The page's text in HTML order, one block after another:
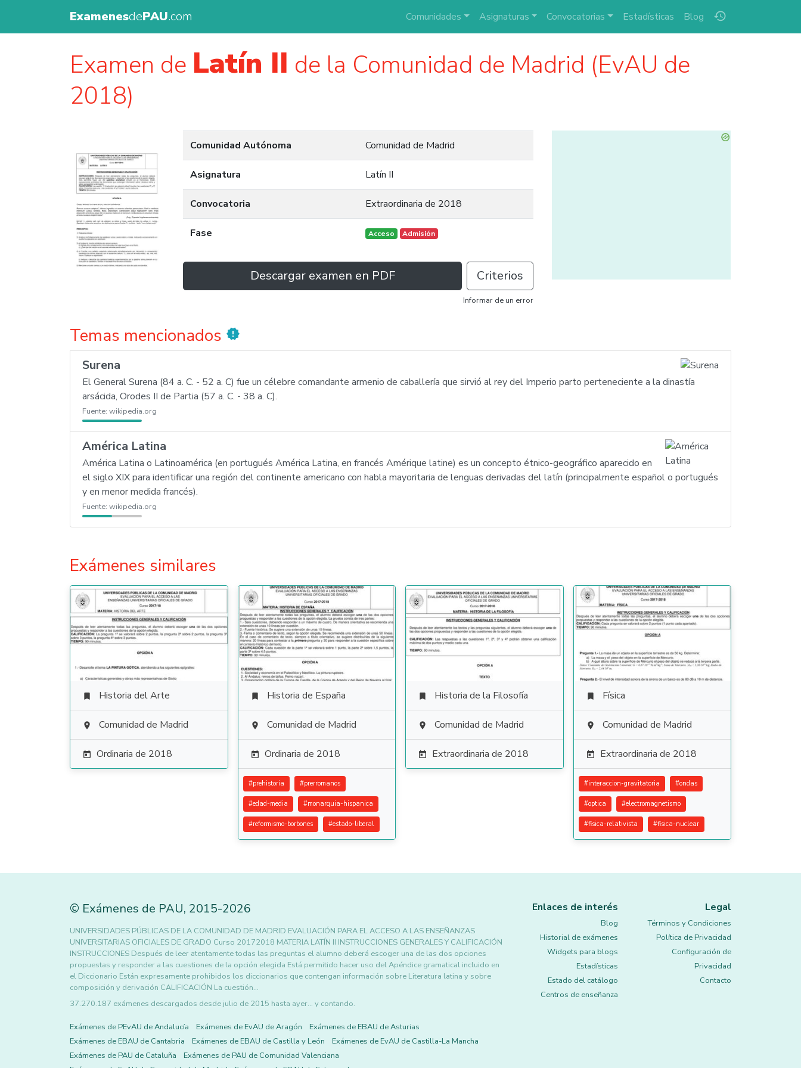
ExamenesdePAU.com history
Comunidades Asignaturas Convocatorias Estadísticas Blog
Examen de Latín II de la Comunidad de Madrid (EvAU de
2018)
Comunidad Autónoma Comunidad de Madrid
Asignatura Latín II
Convocatoria Extraordinaria de 2018
Fase Acceso Admisión
Descargar examen en PDF Criterios
Informar de un error
Temas mencionados new_releases
Surena
El General Surena (84 a. C. - 52 a. C) fue un célebre comandante armenio de caballería que sirvió al rey del Imperio parto perteneciente a la dinastía
arsácida, Orodes II de Partia (57 a. C. - 38 a. C).
Fuente: wikipedia.org
América Latina
América Latina o Latinoamérica (en portugués América Latina, en francés Amérique latine) es un concepto étnico-geográfico aparecido en
el siglo XIX para identificar una región del continente americano con habla mayoritaria de lenguas derivadas del latín (principalmente español o portugués
y en menor medida francés).
Fuente: wikipedia.org
Exámenes similares
 Historia del Arte
 Comunidad de Madrid
 Ordinaria de 2018
 Historia de España
 Comunidad de Madrid
 Ordinaria de 2018
#prehistoria #prerromanos
#edad-media #monarquia-hispanica
#reformismo-borbones #estado-liberal
 Historia de la Filosofía
 Comunidad de Madrid
 Extraordinaria de 2018
 Física
 Comunidad de Madrid
 Extraordinaria de 2018
#interaccion-gravitatoria #ondas
#optica #electromagnetismo
#fisica-relativista #fisica-nuclear
© Exámenes de PAU, 2015-2026
UNIVERSIDADES PÚBLICAS DE LA COMUNIDAD DE MADRID EVALUACIÓN PARA EL ACCESO A LAS ENSEÑANZAS
UNIVERSITARIAS OFICIALES DE GRADO Curso 20172018 MATERIA LATÍN II INSTRUCCIONES GENERALES Y CALIFICACIÓN
INSTRUCCIONES Después de leer atentamente todas las preguntas el alumno deberá escoger una de las dos opciones
propuestas y responder a las cuestiones de la opción elegida Está permitido hacer uso del Apéndice gramatical incluido en
el Diccionario Están expresamente prohibidos los diccionarios que contengan información sobre Literatura latina y sobre
composición y derivación CALIFICACIÓN La cuestión…
37.270.187 exámenes descargados desde julio de 2015 hasta ayer... y contando.
Exámenes de PEvAU de Andalucía Exámenes de EvAU de Aragón
Exámenes de EBAU de Asturias
Exámenes de EBAU de Cantabria
Exámenes de EBAU de Castilla y León
Exámenes de EvAU de Castilla-La Mancha
Exámenes de PAU de Cataluña
Exámenes de PAU de Comunidad Valenciana
Enlaces de interés
Blog
Historial de exámenes
Widgets para blogs
Estadísticas
Estado del catálogo
Centros de enseñanza
Legal
Términos y Condiciones
Política de Privacidad
Configuración de
Privacidad
Contacto